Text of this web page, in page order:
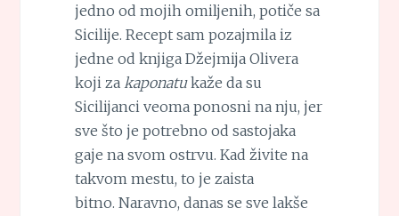
jedno od mojih omiljenih, potiče sa
Sicilije. Recept sam pozajmila iz
jedne od knjiga Džejmija Olivera
koji za kaponatukaže da su
Sicilijanci veoma ponosni na nju, jer
sve što je potrebno od sastojaka
gaje na svom ostrvu. Kad živite na
takvom mestu, to je zaista
bitno. Naravno, danas se sve lakše